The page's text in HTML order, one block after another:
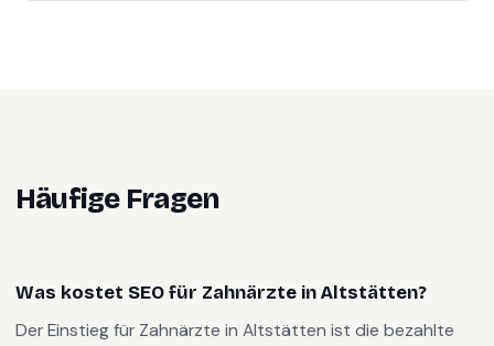
Häufige Fragen
Was kostet SEO für Zahnärzte in Altstätten?
Der Einstieg für Zahnärzte in Altstätten ist die bezahlte